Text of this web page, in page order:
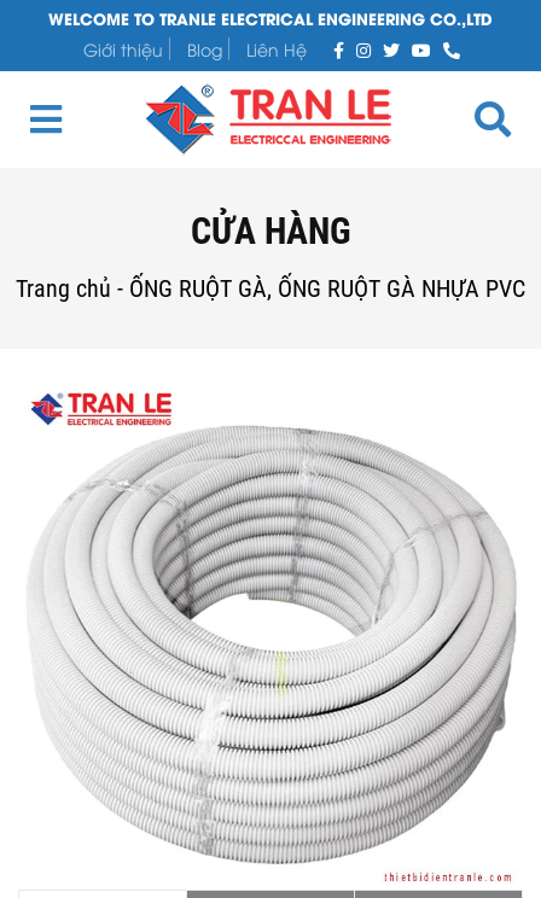
WELCOME TO TRANLE ELECTRICAL ENGINEERING CO.,LTD
Giới thiệu
Blog Liên Hệ
CỬA HÀNG
Trang chủ - ỐNG RUỘT GÀ, ỐNG RUỘT GÀ NHỰA PVC